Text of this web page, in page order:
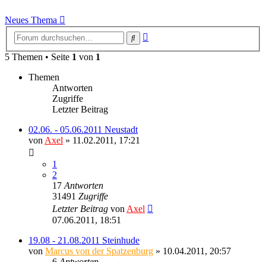
Neues Thema
Suche
5 Themen • Seite 1 von 1
Themen
Antworten
Zugriffe
Letzter Beitrag
02.06. - 05.06.2011 Neustadt
vonAxel » 11.02.2011, 17:21
1
2
17Antworten
31491 Zugriffe
Letzter Beitrag vonAxel
07.06.2011, 18:51
19.08 - 21.08.2011 Steinhude
von Marcus von der Spatzenburg » 10.04.2011, 20:57